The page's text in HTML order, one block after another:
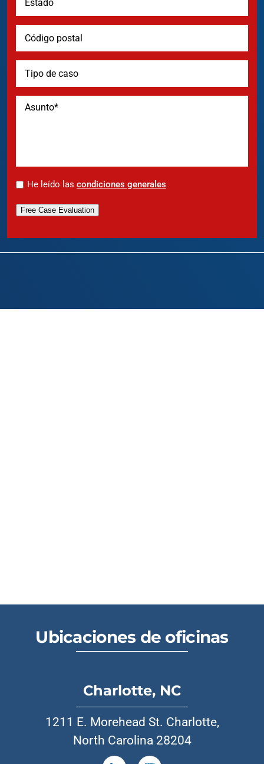
* He leído las condiciones generales
Free Case Evaluation
Ubicaciones de oficinas
Charlotte, NC
1211 E. Morehead St. Charlotte,
North Carolina 28204